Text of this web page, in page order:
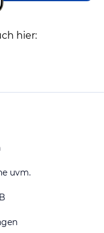
hier:
uvm.